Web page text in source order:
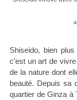
Shiseido, bien
c'est un art de
de la nature dont
beauté. Depuis sa
quartier de Ginza à